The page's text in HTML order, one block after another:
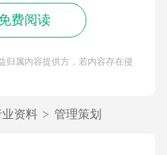
费阅读
归属内容提供方，若内容存在侵
资料 > 管理策划